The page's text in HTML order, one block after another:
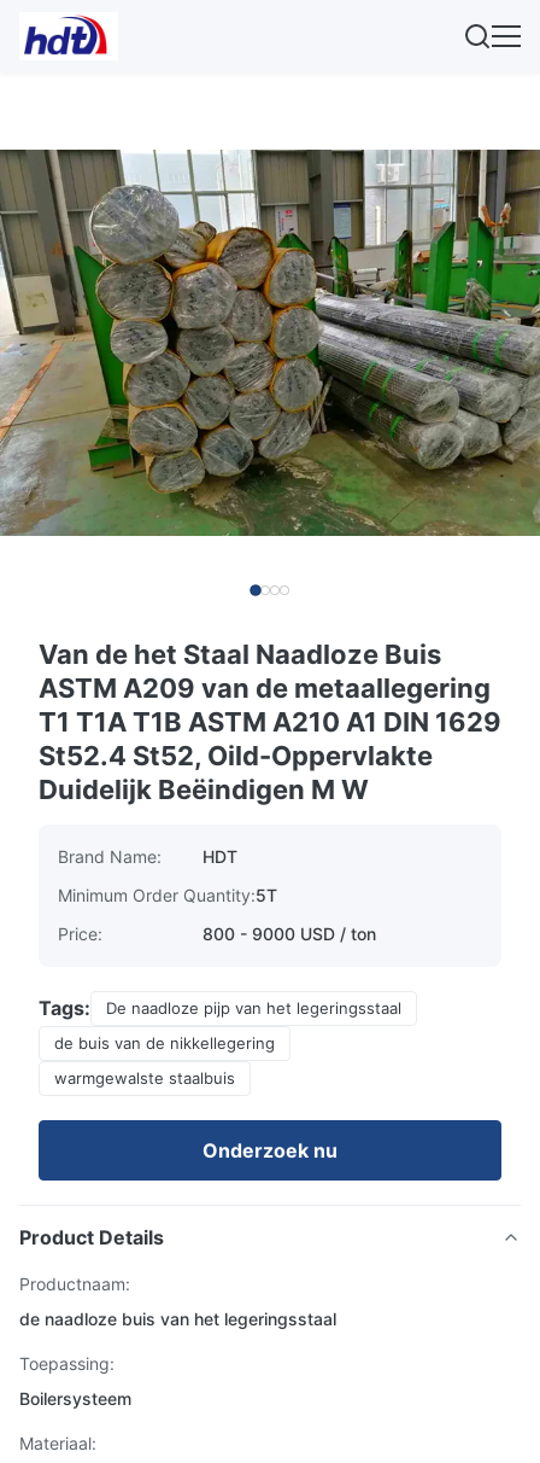
Van de het Staal Naadloze Buis
ASTM A209 van de metaallegering
T1 T1A T1B ASTM A210 A1 DIN 1629
St52.4 St52, Oild-Oppervlakte
Duidelijk Beëindigen M W
Brand Name:
HDT
Minimum Order Quantity:5T
Price:
800 - 9000 USD / ton
Tags:
De naadloze pijp van het legeringsstaal
de buis van de nikkellegering
warmgewalste staalbuis
Onderzoek nu
Product Details
Productnaam:
de naadloze buis van het legeringsstaal
Toepassing:
Boilersysteem
Materiaal: